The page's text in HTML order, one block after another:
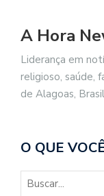
A Hora
Liderança em
religioso, saúde,
de Alagoas,
O QUE